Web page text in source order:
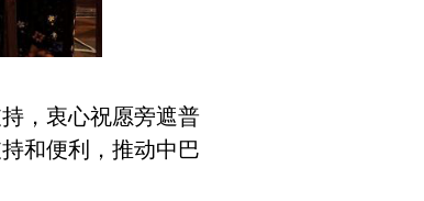
，衷心祝愿旁遮普
和便利，推动中巴